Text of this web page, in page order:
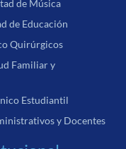
de Música
de Educación
Quirúrgicos
Familiar y
Estudiantil
y Docentes